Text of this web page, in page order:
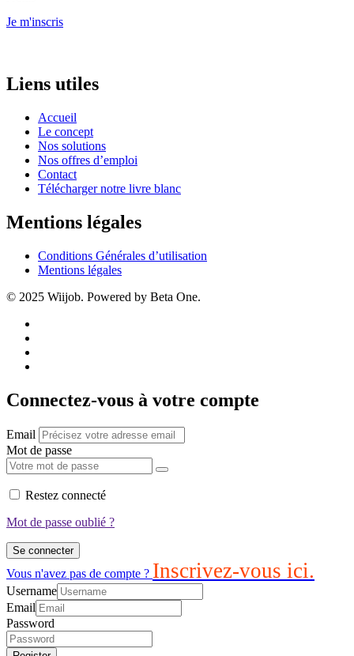
Je m'inscris
Liens utiles
Accueil
Le concept
Nos solutions
Nos offres d’emploi
Contact
Télécharger notre livre blanc
Mentions légales
Conditions Générales d’utilisation
Mentions légales
© 2025 Wiijob. Powered by Beta One.
Connectez-vous à votre compte
Email
Mot de passe
Restez connecté
Mot de passe oublié ?
Se connecter
Vous n'avez pas de compte ? Inscrivez-vous ici.
Username
Email
Password